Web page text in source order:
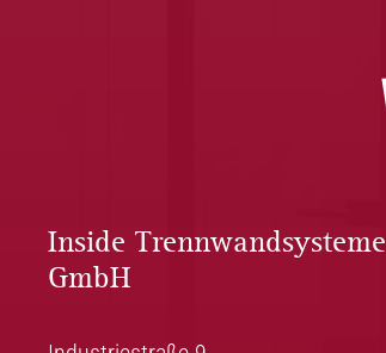
Inside Trennwandsysteme
GmbH